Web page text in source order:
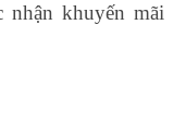
khuyến mãi